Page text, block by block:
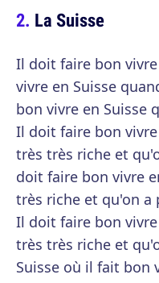
La Suisse
Il doit faire bon
vivre en Suisse
bon vivre en Suisse
Il doit faire bon
très très riche et
doit faire bon vivre
très riche et qu'on a
Il doit faire bon
très très riche et
Suisse où il fait bon